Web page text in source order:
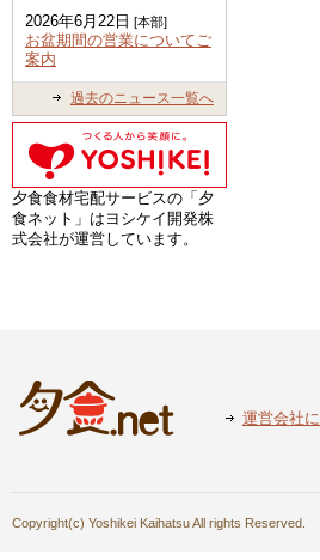
2026年6月22日 [本部]
お盆期間の営業についてご
案内
過去のニュース一覧へ
夕食食材宅配サービスの「夕
食ネット」はヨシケイ開発株
式会社が運営しています。
運営会社
Copyright(c) Yoshikei Kaihatsu All rights Reserved.